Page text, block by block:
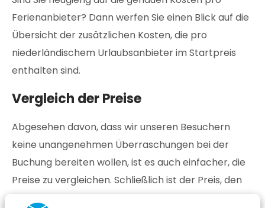
Ferienanbieter? Dann werfen Sie einen Blick auf die
Übersicht der zusätzlichen Kosten, die pro
niederländischem Urlaubsanbieter im Startpreis
enthalten sind.
Vergleich der Preise
Abgesehen davon, dass wir unseren Besuchern
keine unangenehmen Überraschungen bei der
Buchung bereiten wollen, ist es auch einfacher, die
Preise zu vergleichen. Schließlich ist der Preis, den